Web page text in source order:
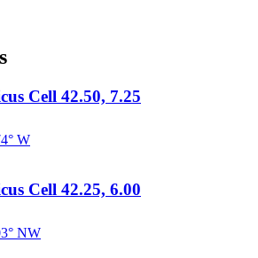
Cell 42.50, 7.25
° W
Cell 42.25, 6.00
° NW